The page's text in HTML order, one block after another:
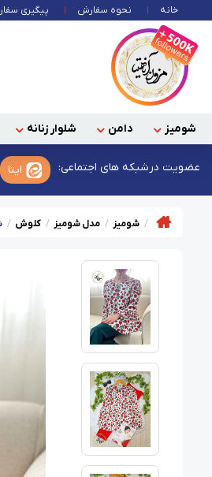
خانه نحوه سفارش پیگیری
شومیز دامن شلوار زنانه
عضویت درشبکه های اجتماعی: ایتا
شومیز مدل شومیز کلوش